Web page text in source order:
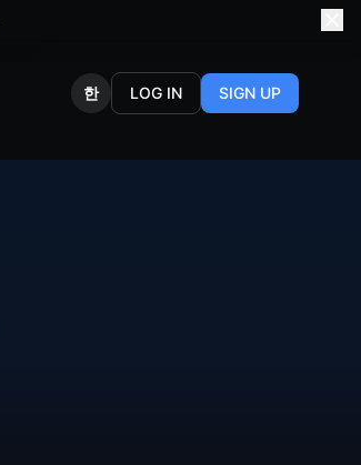
한 LOG IN SIGN UP